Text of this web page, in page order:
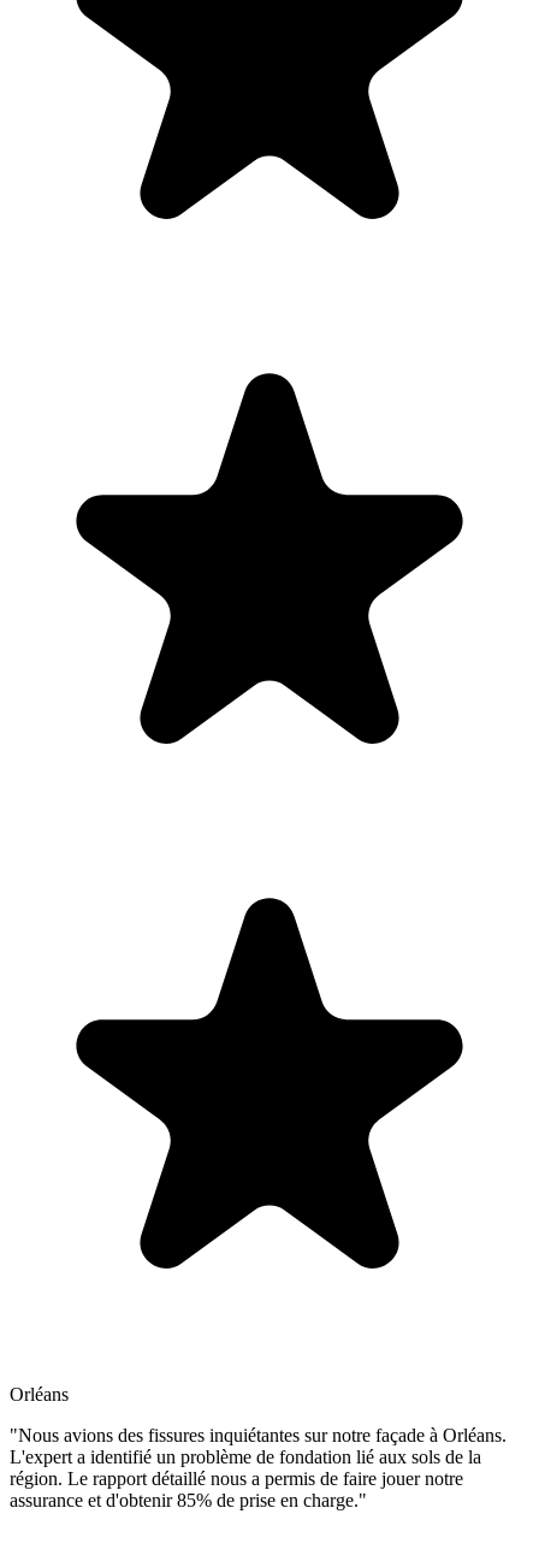
Orléans
"Nous avions des fissures inquiétantes sur notre façade à Orléans.
L'expert a identifié un problème de fondation lié aux sols de la
région. Le rapport détaillé nous a permis de faire jouer notre
assurance et d'obtenir 85% de prise en charge."